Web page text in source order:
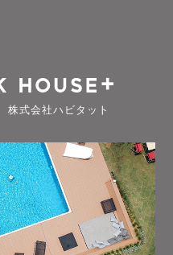
株式会社ハビタット